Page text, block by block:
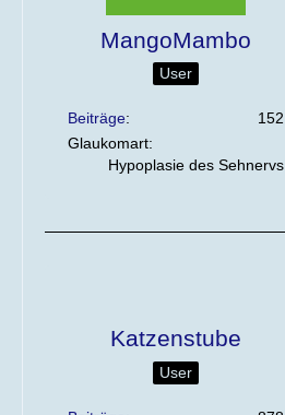
MangoMambo
User
Beiträge
152
Glaukomart
Hypoplasie des Sehnervs
Katzenstube
User